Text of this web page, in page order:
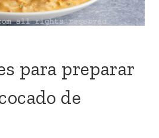
para preparar
de